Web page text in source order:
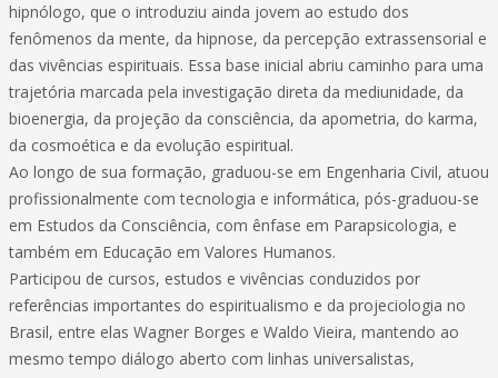
hipnólogo, que o introduziu ainda jovem ao estudo dos
fenômenos da mente, da hipnose, da percepção extrassensorial e
das vivências espirituais. Essa base inicial abriu caminho para uma
trajetória marcada pela investigação direta da mediunidade, da
bioenergia, da projeção da consciência, da apometria, do karma,
da cosmoética e da evolução espiritual.
Ao longo de sua formação, graduou-se em Engenharia Civil, atuou
profissionalmente com tecnologia e informática, pós-graduou-se
em Estudos da Consciência, com ênfase em Parapsicologia, e
também em Educação em Valores Humanos.
Participou de cursos, estudos e vivências conduzidos por
referências importantes do espiritualismo e da projeciologia no
Brasil, entre elas Wagner Borges e Waldo Vieira, mantendo ao
mesmo tempo diálogo aberto com linhas universalistas,